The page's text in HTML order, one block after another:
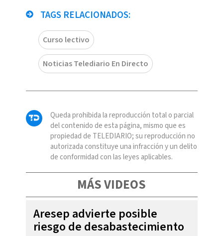
TAGS RELACIONADOS:
Curso lectivo
Noticias Telediario En Directo
Queda prohibida la reproducción total o parcial
del contenido de esta página, mismo que es
propiedad de TELEDIARIO; su reproducción no
autorizada constituye una infracción y un delito
de conformidad con las leyes aplicables.
MÁS VIDEOS
Aresep advierte posible
riesgo de desabastecimiento